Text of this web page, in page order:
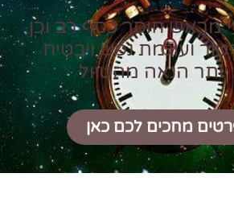
מראש חוסך כסף רב וכן
ועוגמת נפש ויבטיח
הנאה מהטיול
מחכים לכם כאן